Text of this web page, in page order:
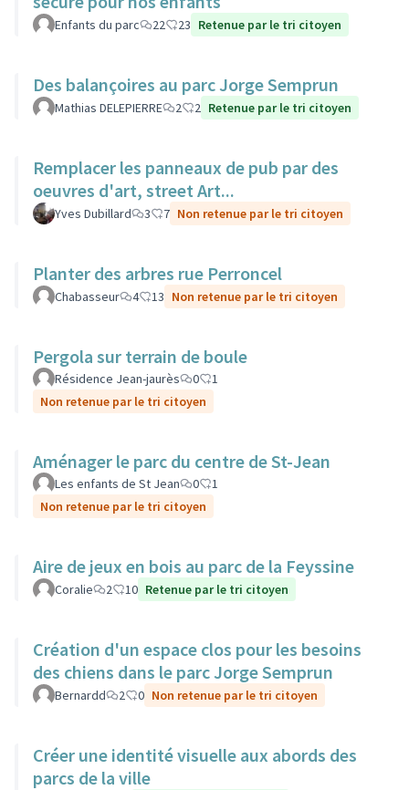
Enfants du parc 22 23 Retenue par le tri citoyen
Des balançoires au parc Jorge Semprun
Mathias DELEPIERRE 2 2 Retenue par le tri citoyen
Remplacer les panneaux de pub par des
oeuvres d'art, street Art...
Yves Dubillard 3 7 Non retenue par le tri citoyen
Planter des arbres rue Perroncel
Chabasseur 4 13 Non retenue par le tri citoyen
Pergola sur terrain de boule
Résidence Jean-jaurès 0
1
Non retenue par le tri citoyen
Aménager le parc du centre de St-Jean
Les enfants de St Jean 0
1
Non retenue par le tri citoyen
Aire de jeux en bois au parc de la Feyssine
Coralie 2 10 Retenue par le tri citoyen
Création d'un espace clos pour les besoins
des chiens dans le parc Jorge Semprun
Bernardd 2 0 Non retenue par le tri citoyen
Créer une identité visuelle aux abords des
parcs de la ville